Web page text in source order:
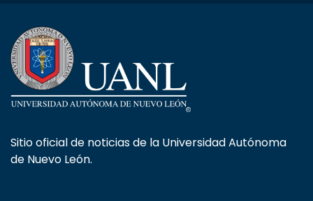
Sitio oficial de noticias de la Universidad Autónoma
de Nuevo León.